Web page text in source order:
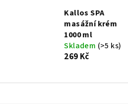
Kallos SPA
masážní krém
1000 ml
Skladem (>5 ks)
269 Kč